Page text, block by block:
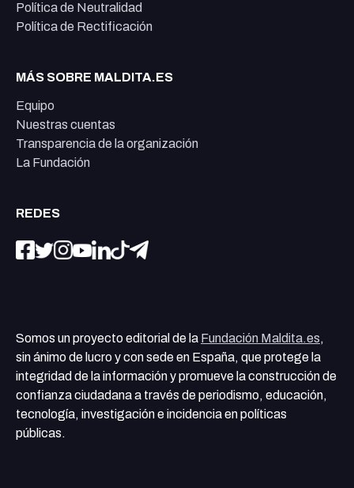
Política de Neutralidad
Política de Rectificación
MÁS SOBRE MALDITA.ES
Equipo
Nuestras cuentas
Transparencia de la organización
La Fundación
REDES
Somos un proyecto editorial de la Fundación Maldita.es,
sin ánimo de lucro y con sede en España, que protege la
integridad de la información y promueve la construcción de
confianza ciudadana a través de periodismo, educación,
tecnología, investigación e incidencia en políticas
públicas.